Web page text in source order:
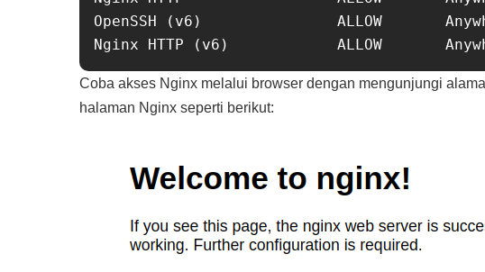
OpenSSH (v6)               ALLOW
Coba akses Nginx melalui browser dengan mengunjungi
halaman Nginx seperti berikut: